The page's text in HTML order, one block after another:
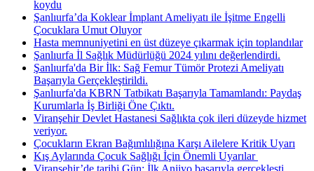
koydu
Şanlıurfa’da Koklear İmplant Ameliyatı ile İşitme Engelli
Çocuklara Umut Oluyor
Hasta memnuniyetini en üst düzeye çıkarmak için toplandılar
Şanlıurfa İl Sağlık Müdürlüğü 2024 yılını değerlendirdi.
Şanlıurfa'da Bir İlk: Sağ Femur Tümör Protezi Ameliyatı
Başarıyla Gerçekleştirildi.
Şanlıurfa'da KBRN Tatbikatı Başarıyla Tamamlandı: Paydaş
Kurumlarla İş Birliği Öne Çıktı.
Viranşehir Devlet Hastanesi Sağlıkta çok ileri düzeyde hizmet
veriyor.
Çocukların Ekran Bağımlılığına Karşı Ailelere Kritik Uyarı
Kış Aylarında Çocuk Sağlığı İçin Önemli Uyarılar ​
Viranşehir’de tarihi Gün: İlk Anjiyo başarıyla gerçekleşti